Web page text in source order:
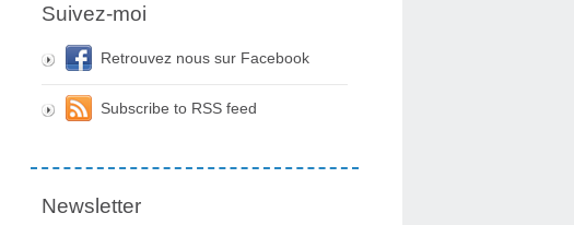
Suivez-moi
Retrouvez nous sur Facebook
Subscribe to RSS feed
Newsletter